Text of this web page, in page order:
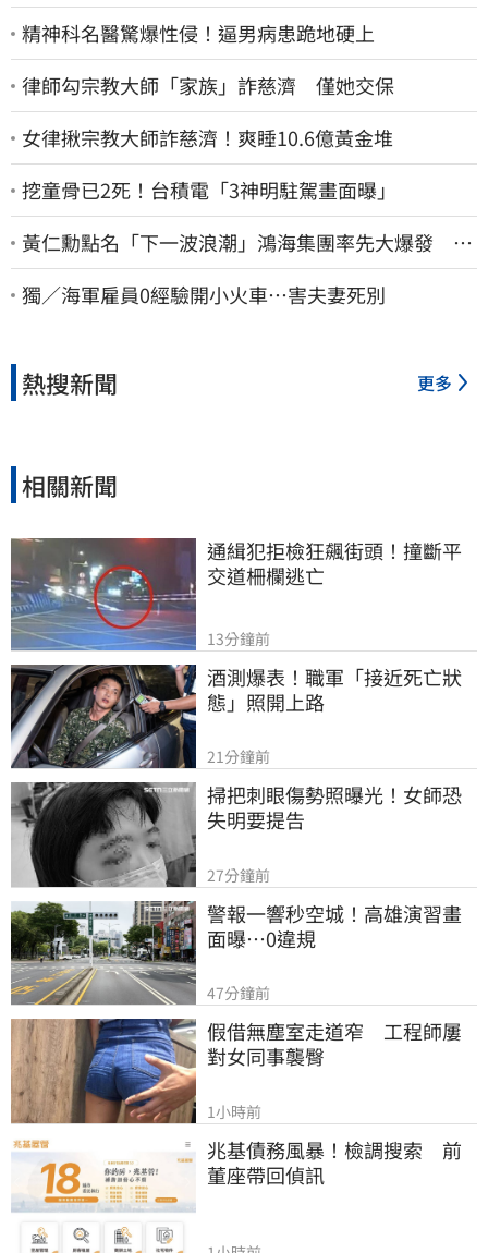
精神科名醫驚爆性侵！逼男病患跪地硬上
律師勾宗教大師「家族」詐慈濟 僅她交保
女律揪宗教大師詐慈濟！爽睡10.6億黃金堆
挖童骨已2死！台積電「3神明駐駕畫面曝」
黃仁勳點名「下一波浪潮」鴻海集團率先大爆發 台
股這族群全面噴出
獨／海軍雇員0經驗開小火車…害夫妻死別
熱搜新聞 更多
相關新聞
通緝犯拒檢狂飆街頭！撞斷平
交道柵欄逃亡
13分鐘前
酒測爆表！職軍「接近死亡狀
態」照開上路
21分鐘前
掃把刺眼傷勢照曝光！女師恐
失明要提告
27分鐘前
警報一響秒空城！高雄演習畫
面曝…0違規
47分鐘前
假借無塵室走道窄　工程師屢
對女同事襲臀
1小時前
兆基債務風暴！檢調搜索　前
董座帶回偵訊